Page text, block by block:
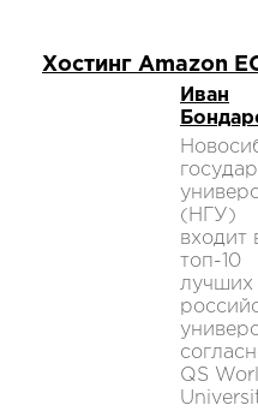
Хостинг Amazon
Иван
(НГУ)
входит
топ-10
лучших
QS